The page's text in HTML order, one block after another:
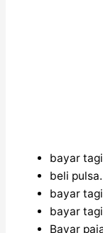
bayar
beli pulsa.
bayar
bayar
Bayar